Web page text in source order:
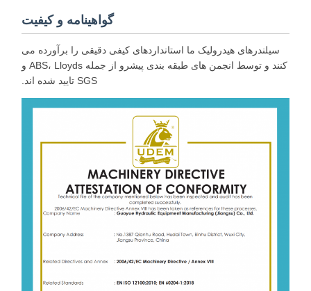
گواهینامه و کیفیت
سیلندرهای هیدرولیک ما استانداردهای کیفی دقیقی را برآورده می
کنند و توسط انجمن های طبقه بندی پیشرو از جمله ABS، Lloyds و